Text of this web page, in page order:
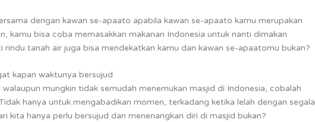
dengan kawan se-apaato apabila kawan se-apaato kamu merupakan
kamu bisa coba memasakkan makanan Indonesia untuk nanti dimakan
rindu tanah air juga bisa mendekatkan kamu dan kawan se-apaatomu bukan?
kapan waktunya bersujud
mungkin tidak semudah menemukan masjid di Indonesia, cobalah
hanya untuk mengabadikan momen, terkadang ketika lelah dengan segala
kita hanya perlu bersujud dan menenangkan diri di masjid bukan?